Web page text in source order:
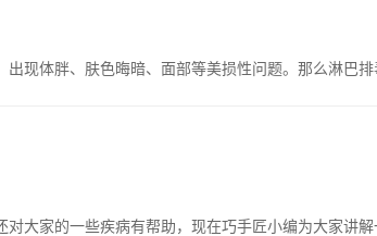
现体胖、肤色晦暗、面部等美损性问题。那么淋巴
大家的一些疾病有帮助，现在巧手匠小编为大家讲